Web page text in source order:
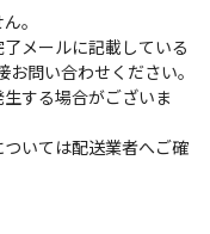
。
メールに記載している
問い合わせください。
する場合がございま
いては配送業者へご確